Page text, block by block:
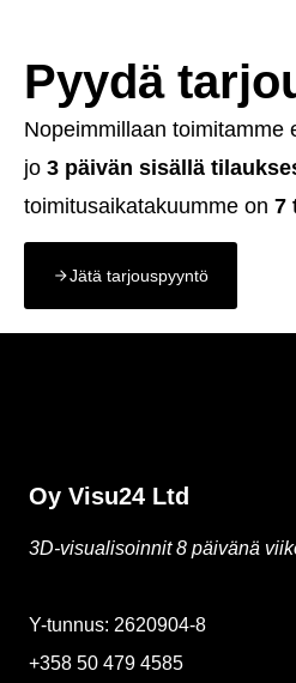
Pyydä
Nopeimmillaan toimitamme
jo 3 päivän sisällä
toimitusaikatakuumme on 7
Jätä tarjouspyyntö
Oy Visu24 Ltd
3D-visualisoinnit 8 päivänä
Y-tunnus: 2620904-8
+358 50 479 4585